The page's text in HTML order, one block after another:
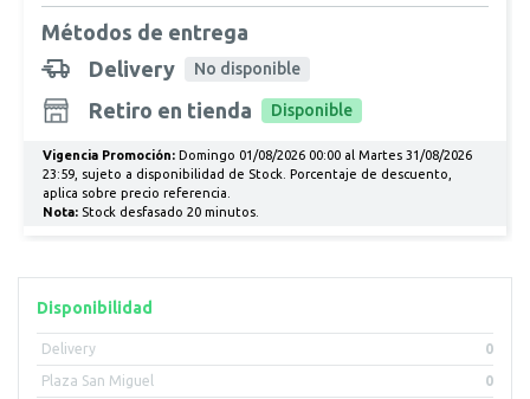
Disponibilidad
Delivery 0
Plaza San Miguel 0
Métodos de entrega
Delivery
No disponible
Retiro en tienda Disponible
Vigencia Promoción:Domingo 01/08/2026 00:00 al Martes 31/08/2026
23:59, sujeto a disponibilidad de Stock. Porcentaje de descuento,
aplica sobre precio referencia.
Nota:Stock desfasado 20 minutos.